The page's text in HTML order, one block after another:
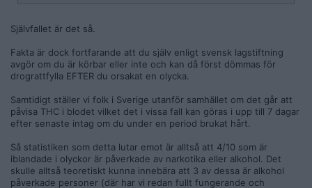
Självfallet är det så.
Fakta är dock fortfarande att du själv enligt svensk lagstiftning
avgör om du är körbar eller inte och kan då först dömmas för
drograttfylla EFTER du orsakat en olycka.
Samtidigt ställer vi folk i Sverige utanför samhället om det går att
påvisa THC i blodet vilket det i vissa fall kan göras i upp till 7 dagar
efter senaste intag om du under en period brukat hårt.
Så statistiken som detta lutar emot är alltså att 4/10 som är
iblandade i olyckor är påverkade av narkotika eller alkohol. Det
skulle alltså teoretiskt kunna innebära att 3 av dessa är alkohol
påverkade personer (där har vi redan fullt fungerande och